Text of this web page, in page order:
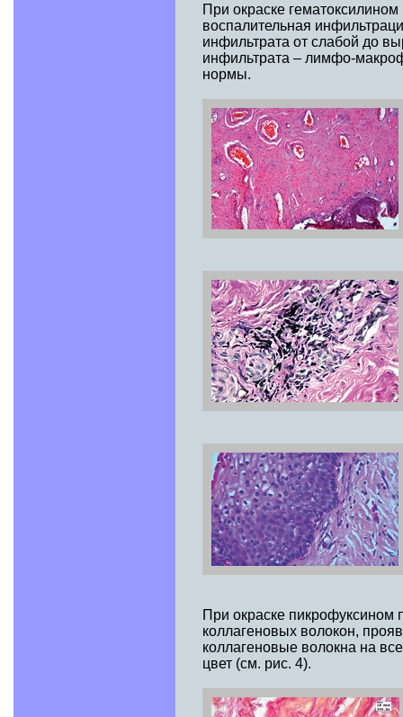
При окраске
воспалительная
инфильтрата от слабой до
инфильтрата – лимфо-
нормы.
При окраске пикрофуксином
коллагеновых волокон,
коллагеновые волокна на
цвет (см. рис. 4).